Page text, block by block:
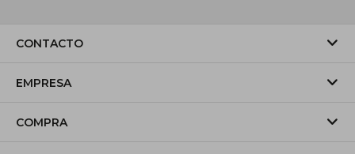
CONTACTO
EMPRESA
COMPRA